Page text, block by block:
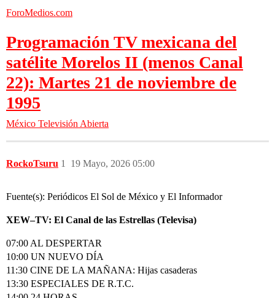
ForoMedios.com
Programación TV mexicana del
satélite Morelos II (menos Canal
22): Martes 21 de noviembre de
1995
México Televisión Abierta
RockoTsuru 19 Mayo, 2026 05:00
1
Fuente(s): Periódicos El Sol de México y El Informador
XEW–TV: El Canal de las Estrellas (Televisa)
07:00 AL DESPERTAR
10:00 UN NUEVO DÍA
11:30 CINE DE LA MAÑANA: Hijas casaderas
13:30 ESPECIALES DE R.T.C.